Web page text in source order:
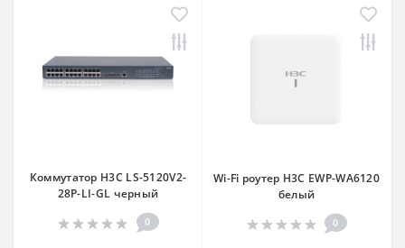
Коммутатор H3C LS-5120V2-
28P-LI-GL черный
0
Wi-Fi роутер H3C EWP-WA6120
белый
0